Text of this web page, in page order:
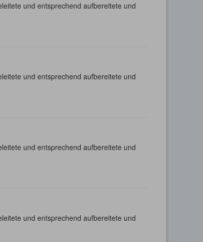
und entsprechend aufbereitete und
und entsprechend aufbereitete und
und entsprechend aufbereitete und
und entsprechend aufbereitete und